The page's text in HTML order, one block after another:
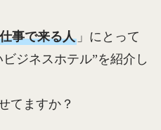
事で来る人」にとって
ジネスホテル”を紹介し
てますか？